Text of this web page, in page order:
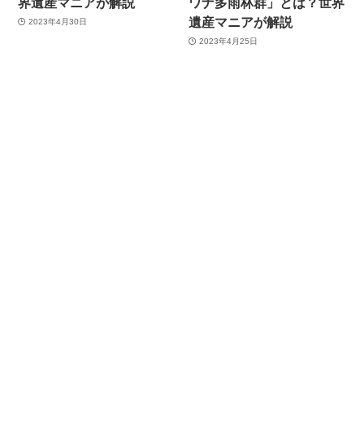
2023年4月30日
遺産マニアが解説
2023年4月25日